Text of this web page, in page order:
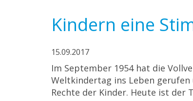
Kindern eine
15.09.2017
Im September 1954 hat die
Weltkindertag ins Leben
Rechte der Kinder. Heute ist der